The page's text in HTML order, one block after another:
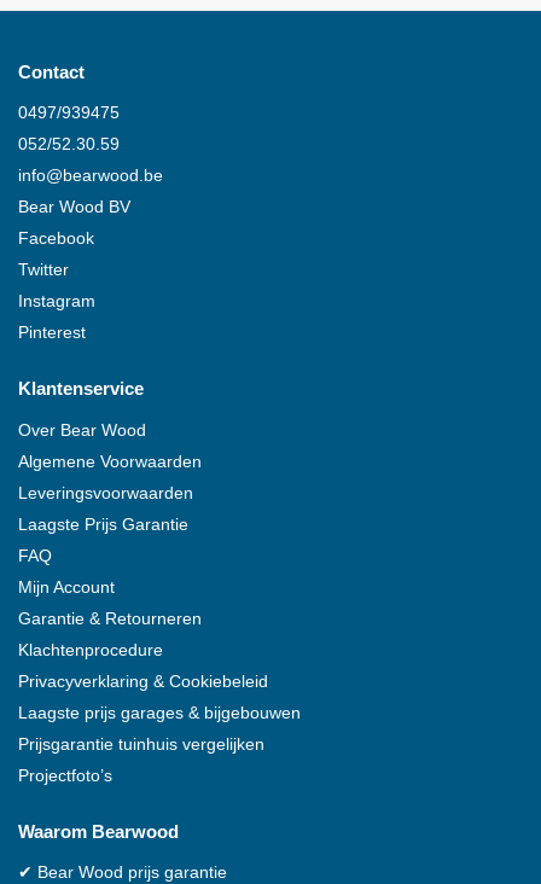
Contact
0497/939475
052/52.30.59
info@bearwood.be
Bear Wood BV
Facebook
Twitter
Instagram
Pinterest
Klantenservice
Over Bear Wood
Algemene Voorwaarden
Leveringsvoorwaarden
Laagste Prijs Garantie
FAQ
Mijn Account
Garantie & Retourneren
Klachtenprocedure
Privacyverklaring & Cookiebeleid
Laagste prijs garages & bijgebouwen
Prijsgarantie tuinhuis vergelijken
Projectfoto’s
Waarom Bearwood
✔ Bear Wood prijs garantie